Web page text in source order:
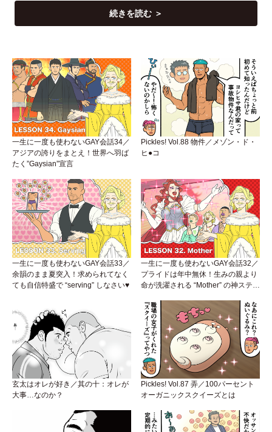
続きを読む ＞
一生に一度も使わないGAY会話34／
アジアの誇りをまとえ！世界へ羽ば
たく”Gaysian”宣言
Pickles! Vol.88 物件／メゾン・ド・
ヒ●コ
一生に一度も使わないGAY会話33／
余韻のまま夏突入！求められてなく
ても自信特盛で “serving” しなさい♥
一生に一度も使わないGAY会話32／
プライドは年中無休！生みの親より
命が洗濯される “Mother” の神ステー
玄太はオレが好き／其の十：オレが
大事…なのか？
Pickles! Vol.87 弄／100パーセント
オーガニックスクイーズとは